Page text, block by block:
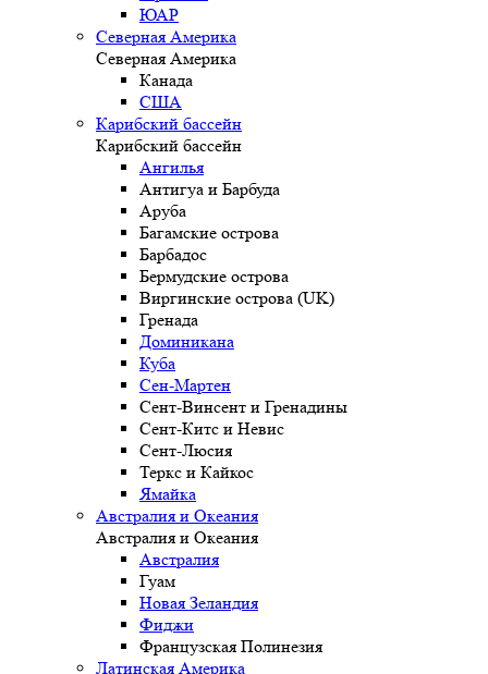
ЮАР
Северная Америка
Северная Америка
Канада
США
Карибский бассейн
Карибский бассейн
Ангилья
Антигуа и Барбуда
Аруба
Багамские острова
Барбадос
Бермудские острова
Виргинские острова (UK)
Гренада
Доминикана
Куба
Сен-Мартен
Сент-Винсент и Гренадины
Сент-Китс и Невис
Сент-Люсия
Теркс и Кайкос
Ямайка
Австралия и Океания
Австралия и Океания
Австралия
Гуам
Новая Зеландия
Фиджи
Французская Полинезия
Латинская Америка